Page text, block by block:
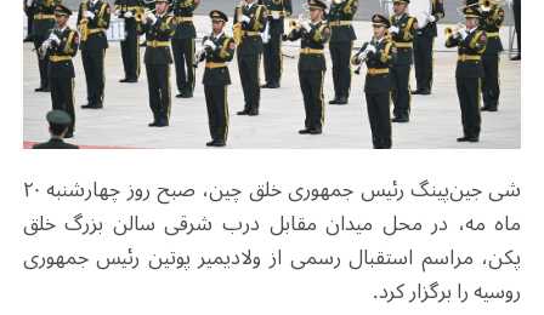
شی جین‌پینگ رئیس جمهوری خلق چین، صبح روز چهارشنبه ۲۰
ماه مه، در محل میدان مقابل درب شرقی سالن بزرگ خلق
پکن، مراسم استقبال رسمی از ولادیمیر پوتین رئیس جمهوری
روسیه را برگزار کرد.